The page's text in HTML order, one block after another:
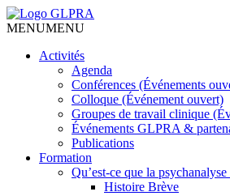
MENUMENU
Activités
Agenda
Conférences (Événements
Colloque (Événement ouvert)
Groupes de travail clinique
Événements GLPRA &
Publications
Formation
Qu’est-ce que la psychanalyse
Histoire Brève